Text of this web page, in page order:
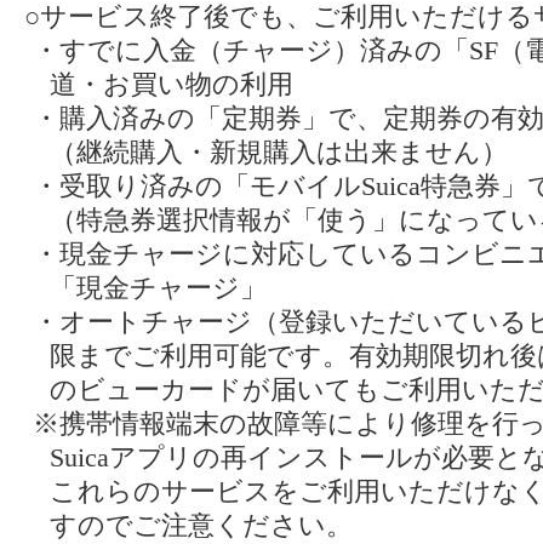
○サービス終了後でも、ご利用いただける
・すでに入金（チャージ）済みの「SF（
道・お買い物の利用
・購入済みの「定期券」で、定期券の有
（継続購入・新規購入は出来ません）
・受取り済みの「モバイルSuica特急券」
（特急券選択情報が「使う」になって
・現金チャージに対応しているコンビ
「現金チャージ」
・オートチャージ（登録いただいている
限までご利用可能です。有効期限切れ
のビューカードが届いてもご利用いた
※携帯情報端末の故障等により修理を行
Suicaアプリの再インストールが必要と
これらのサービスをご利用いただけな
すのでご注意ください。